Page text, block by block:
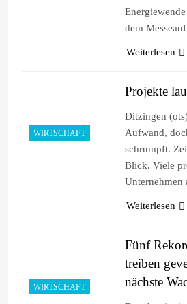
dem
Weiterlesen
WIRTSCHAFT
Projekte
Ditzingen
Aufwand,
schrumpft.
Blick. Viele
Weiterlesen
WIRTSCHAFT
Fünf
treiben
nächste